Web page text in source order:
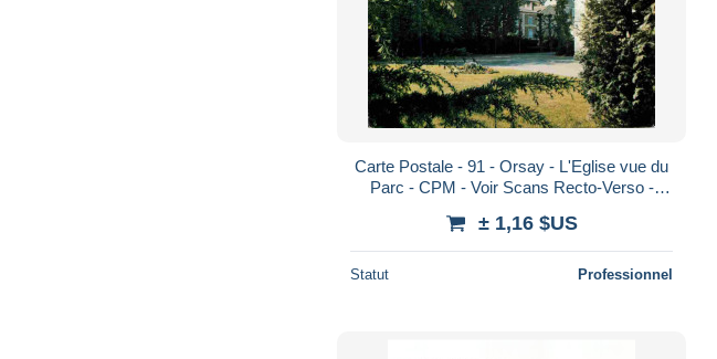
Carte Postale - 91 - Orsay - L'Eglise vue du
Parc - CPM - Voir Scans Recto-Verso -
± 1,16 $US
Statut Professionnel